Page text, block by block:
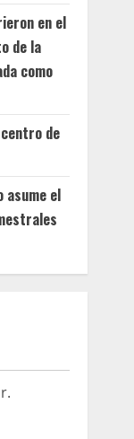
en el
de la
como
de
el